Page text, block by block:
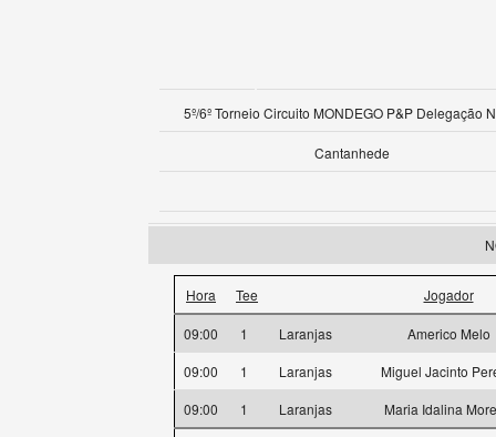
5º/6º Torneio Circuito MONDEGO P&P Delegação
Cantanhede
Hora Tee Jogador
09:00 1 Laranjas
Americo Melo
09:00
1 Laranjas
Miguel Jacinto
09:00
1 Laranjas Maria Idalina